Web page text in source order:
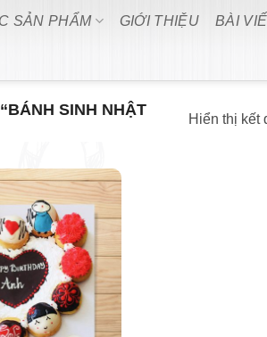
SẢN PHẨM GIỚI THIỆU BÀI
SINH NHẬT
Hiển thị kết